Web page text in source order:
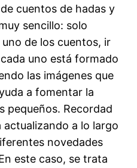
cuentos de hadas y
sencillo: solo
de los cuentos, ir
uno está formado
las imágenes que
a fomentar la
pequeños. Recordad
a lo largo
novedades
este caso, se trata